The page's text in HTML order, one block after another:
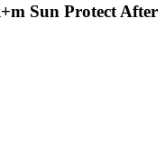
Sun Protect After